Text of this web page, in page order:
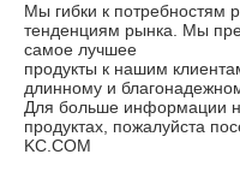
Мы гибки к потребностям
тенденциям рынка. Мы
самое лучшее
продукты к нашим
длинному и
Для больше информации
продуктах, пожалуйста
KC.COM